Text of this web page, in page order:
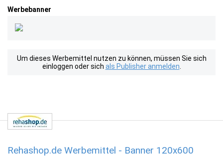
Werbebanner
Um dieses Werbemittel nutzen zu können, müssen Sie sich
einloggen oder sich als Publisher anmelden
Rehashop.de Werbemittel - Banner 120x600